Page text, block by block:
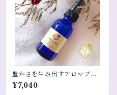
豊かさを生み出すアロマブレ
ントスプレー 豊穣ブレンド
¥7,040